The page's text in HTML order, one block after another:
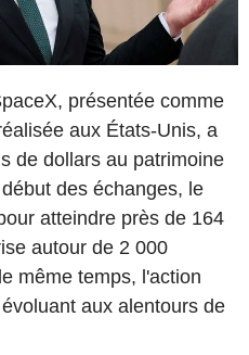
présentée comme
aux États-Unis, a
de dollars au patrimoine
des échanges, le
atteindre près de 164
autour de 2 000
même temps, l'action
aux alentours de